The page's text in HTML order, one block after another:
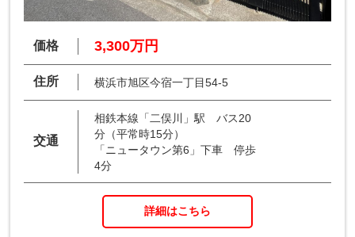
価格 3,300万円
住所 横浜市旭区今宿一丁目54-5
交通
相鉄本線「二俣川」駅 バス20
分（平常時15分）
「ニュータウン第6」下車 停歩
4分
詳細はこちら